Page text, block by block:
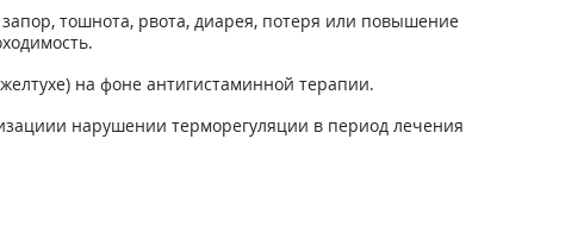
тошнота, рвота, диарея, потеря или повышение
на фоне антигистаминной терапии.
нарушении терморегуляции в период лечения